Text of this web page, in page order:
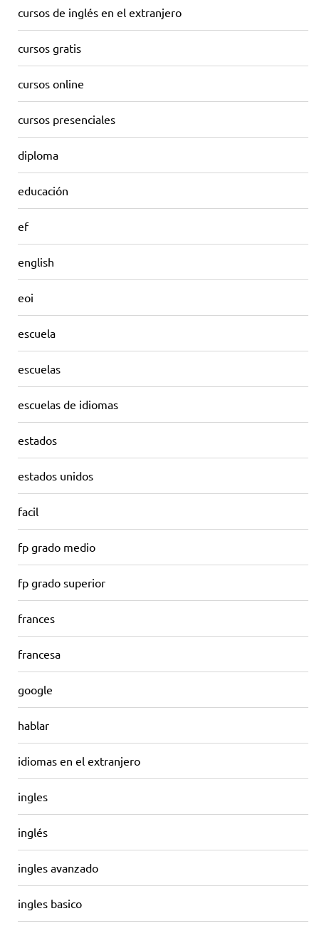
cursos de inglés en el extranjero
cursos gratis
cursos online
cursos presenciales
diploma
educación
ef
english
eoi
escuela
escuelas
escuelas de idiomas
estados
estados unidos
facil
fp grado medio
fp grado superior
frances
francesa
google
hablar
idiomas en el extranjero
ingles
inglés
ingles avanzado
ingles basico